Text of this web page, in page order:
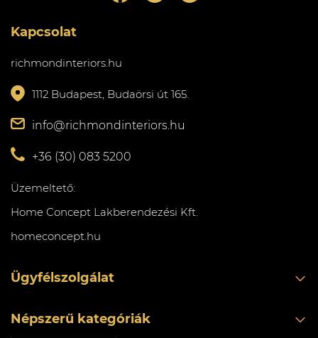
Kapcsolat
richmondinteriors.hu
1112 Budapest, Budaörsi út 165.
info@richmondinteriors.hu
+36 (30) 083 5200
Üzemeltető:
Home Concept Lakberendezési Kft.
homeconcept.hu
Ügyfélszolgálat
Népszerű kategóriák